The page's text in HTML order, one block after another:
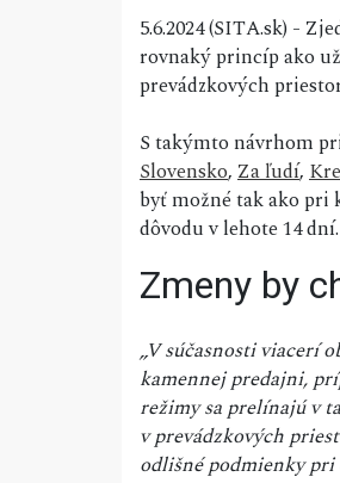
5.6.2024 (SITA.sk) -
rovnaký princíp ako
prevádzkových
S takýmto návrhom
Slovensko,Za ľudí,
byť možné tak ako pri
dôvodu v lehote 14 dní.
Zmeny by
„V súčasnosti viacerí
kamennej predajni,
režimy sa prelínajú v
v prevádzkových
odlišné podmienky